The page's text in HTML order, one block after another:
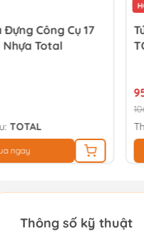
Công Cụ 17
Nhựa Total
TOTAL
ngay
Thông số kỹ thuật